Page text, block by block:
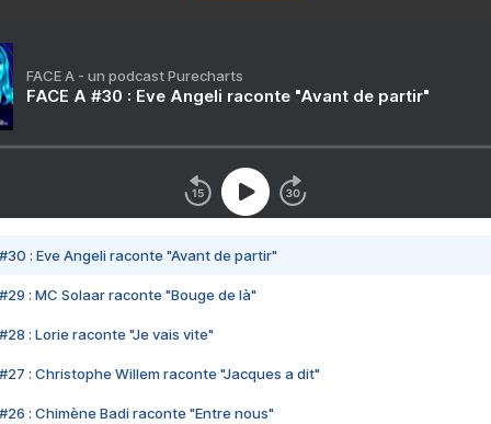
FACE A - un podcast Purecharts
FACE A #30 : Eve Angeli raconte "Avant de partir"
#30 : Eve Angeli raconte "Avant de partir"
#29 : MC Solaar raconte "Bouge de là"
#28 : Lorie raconte "Je vais vite"
#27 : Christophe Willem raconte "Jacques a dit"
#26 : Chimène Badi raconte "Entre nous"